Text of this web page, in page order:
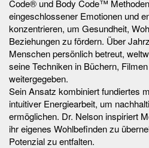
Code® und Body Code™
eingeschlossener Emotionen und
konzentrieren, um Gesundheit,
Beziehungen zu fördern. Über
Menschen persönlich betreut,
seine Techniken in Büchern,
weitergegeben.
Sein Ansatz kombiniert fundiertes
intuitiver Energiearbeit, um
ermöglichen. Dr. Nelson inspiriert
ihr eigenes Wohlbefinden zu
Potenzial zu entfalten.